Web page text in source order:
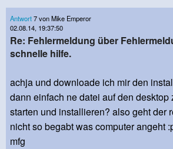
Antwort7 von Mike Emperor
02.08.14, 19:37:50
Re: Fehlermeldung über
schnelle hilfe.
achja und downloade ich mir den
dann einfach ne datei auf den desktop
starten und installieren? also geht der
nicht so begabt was computer angeht
mfg